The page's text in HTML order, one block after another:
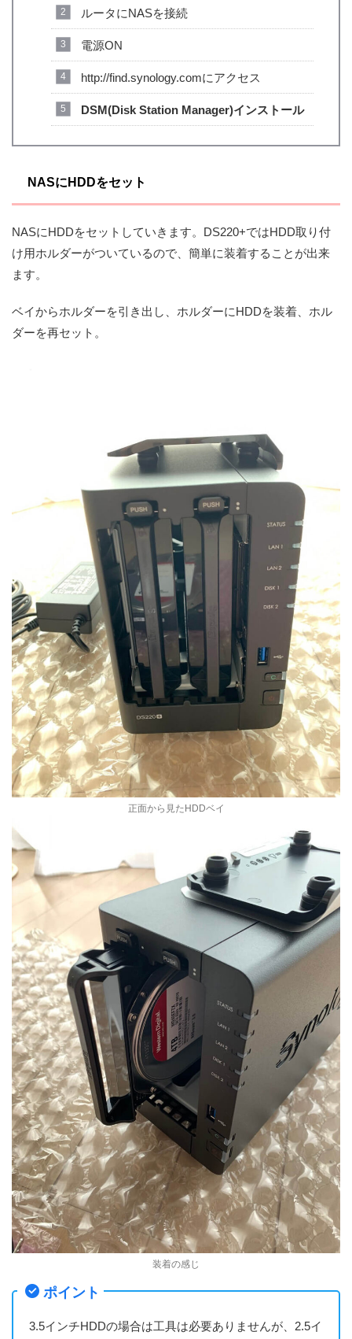
ルータにNASを接続
電源ON
http://find.synology.comにアクセス
DSM(Disk Station Manager)インストール
NASにHDDをセット
NASにHDDをセットしていきます。DS220+ではHDD取り付
け用ホルダーがついているので、簡単に装着することが出来
ます。
ベイからホルダーを引き出し、ホルダーにHDDを装着、ホル
ダーを再セット。
正面から見たHDDベイ
装着の感じ
ポイント
3.5インチHDDの場合は工具は必要ありませんが、2.5イ